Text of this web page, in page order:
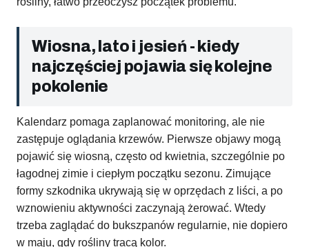
Wiosna, lato i jesień - kiedy
najczęściej pojawia się kolejne
pokolenie
Kalendarz pomaga zaplanować monitoring, ale nie
zastępuje oglądania krzewów. Pierwsze objawy mogą
pojawić się wiosną, często od kwietnia, szczególnie po
łagodnej zimie i ciepłym początku sezonu. Zimujące
formy szkodnika ukrywają się w oprzędach z liści, a po
wznowieniu aktywności zaczynają żerować. Wtedy
trzeba zaglądać do bukszpanów regularnie, nie dopiero
w maju, gdy rośliny tracą kolor.